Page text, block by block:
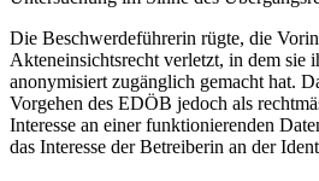
Die Beschwerdeführerin rügte, die
Akteneinsichtsrecht verletzt, in dem sie
anonymisiert zugänglich gemacht hat.
Vorgehen des EDÖB jedoch als
Interesse an einer funktionierenden
das Interesse der Betreiberin an der